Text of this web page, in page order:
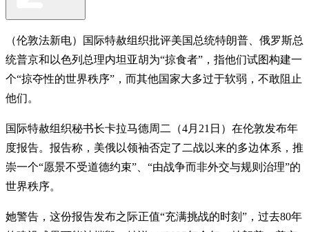
（伦敦法新电）国际特赦组织批评美国总统特朗普、俄罗斯总
统普京和以色列总理内坦亚胡为“掠食者”，指他们试图构建一
个“掠夺性的世界秩序”，而其他国家大多过于软弱，不敢阻止
他们。
国际特赦组织秘书长卡拉马德周二（4月21日）在伦敦发布年
度报告。报告称，美俄以领袖否定了二战以来的多边体系，推
崇一个“愿景不受道德约束”、“由战争而非外交与规则治理”的
世界秩序。
她警告，这份报告发布之际正值“充满挑战的时刻”，过去80年